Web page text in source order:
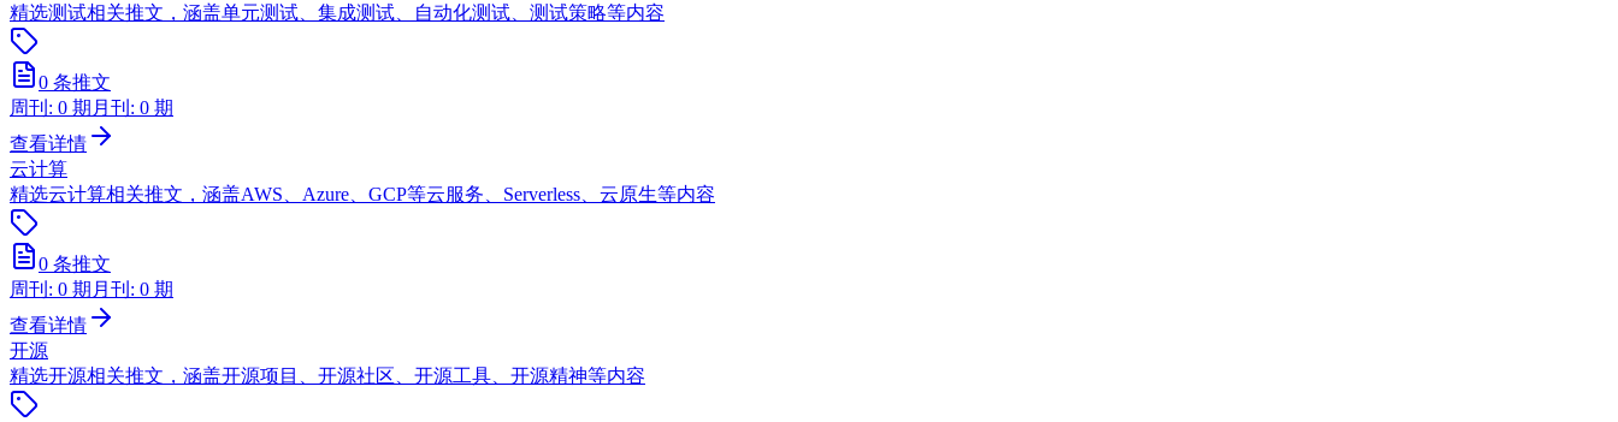
精选测试相关推文，涵盖单元测试、集成测试、自动化测试、测试策略等内容
0 条推文
周刊: 0 期 月刊: 0 期
查看详情
云计算
精选云计算相关推文，涵盖AWS、Azure、GCP等云服务、Serverless、云原生等内容
0 条推文
周刊: 0 期 月刊: 0 期
查看详情
开源
精选开源相关推文，涵盖开源项目、开源社区、开源工具、开源精神等内容